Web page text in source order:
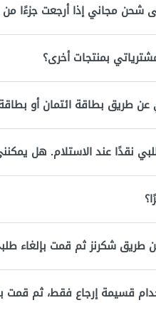
شحن مجاني إذا أرجعت جزءًا
بمنتجات أخرى؟
طريق بطاقة ائتمان أو
نقدًا عند الاستلام. هل
طريق شكرنز ثم قمت بإلغاء
قسيمة إرجاع فقط، ثم قمت